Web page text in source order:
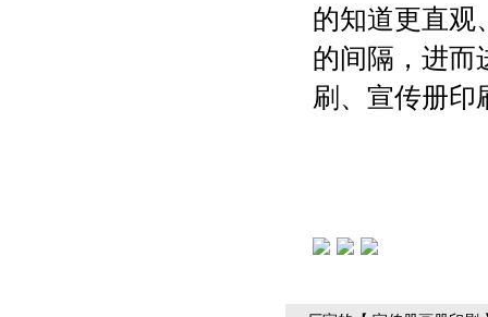
的知道更直观
的间隔，进而
刷、宣传册印